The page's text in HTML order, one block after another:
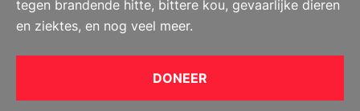
tegen brandende hitte, bittere kou, gevaarlijke dieren
en ziektes, en nog veel meer.
DONEER